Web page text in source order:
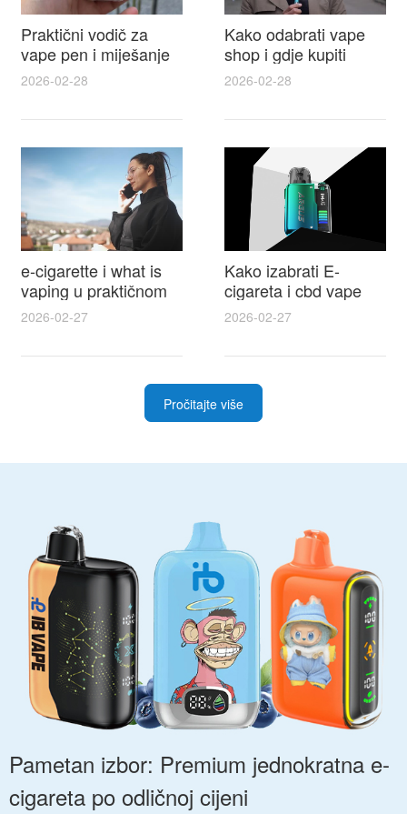
Praktični vodič za
vape pen i miješanje
e tekućina za sigurnije
punjenje i bolje okuse
2026-02-28
Kako odabrati vape
shop i gdje kupiti
Disposable Vapes uz
najbolje cijene
2026-02-28
e-cigarette i what is
vaping u praktičnom
vodiču za početnike i
odgovorne korisnike
2026-02-27
Kako izabrati E-
cigareta i cbd vape
top modeli sigurnost
praktični savjeti za
kupovinu
2026-02-27
Pročitajte više
Pametan izbor: Premium jednokratna e-
cigareta po odličnoj cijeni